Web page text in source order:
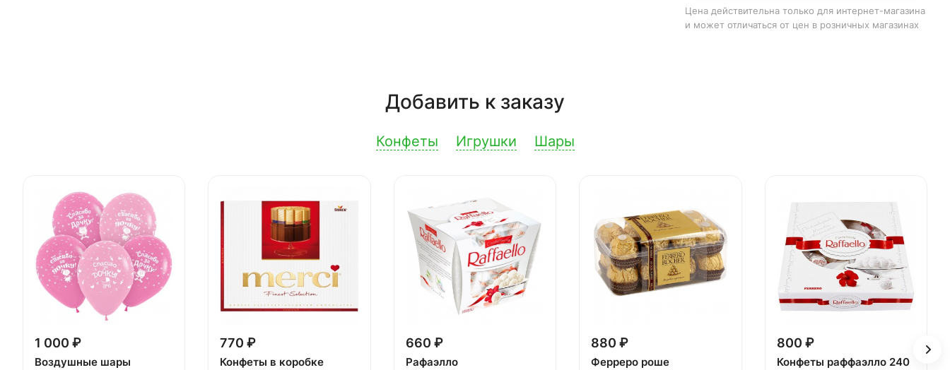
Цена действительна только для интернет-магазина
и может отличаться от цен в розничных магазинах
Добавить к заказу
Конфеты Игрушки Шары
1 000 ₽
Воздушные шары
770 ₽
Конфеты в коробке
660 ₽
Рафаэлло
880 ₽
Ферреро роше
800 ₽
Конфеты раффаэлло 240